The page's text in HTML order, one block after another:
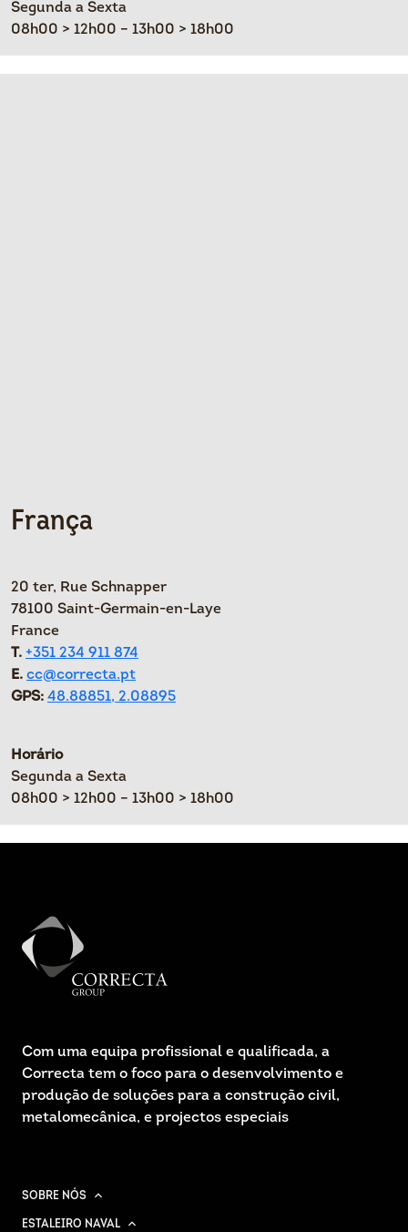
Segunda a Sexta
08h00 > 12h00 – 13h00 > 18h00
França
20 ter, Rue Schnapper
78100 Saint-Germain-en-Laye
France
T. +351 234 911 874
E. cc@correcta.pt
GPS: 48.88851, 2.08895
Horário
Segunda a Sexta
08h00 > 12h00 – 13h00 > 18h00
Com uma equipa profissional e qualificada, a
Correcta tem o foco para o desenvolvimento e
produção de soluções para a construção civil,
metalomecânica, e projectos especiais
SOBRE NÓS
ESTALEIRO NAVAL